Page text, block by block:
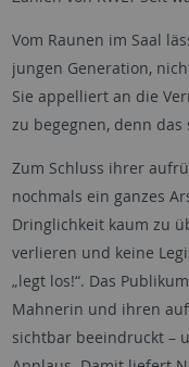
Vom Raunen im Saal
jungen Generation,
Sie appelliert an die
zu begegnen, denn
Zum Schluss ihrer
nochmals ein ganzes
Dringlichkeit kaum zu
verlieren und keine
„legt los!“. Das
Mahnerin und ihren
sichtbar beeindruckt –